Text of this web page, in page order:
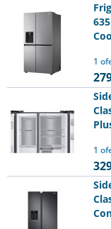
1
1